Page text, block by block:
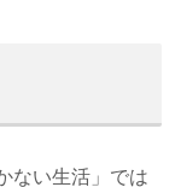
ない生活」では